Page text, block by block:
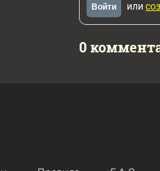
Войти или
0